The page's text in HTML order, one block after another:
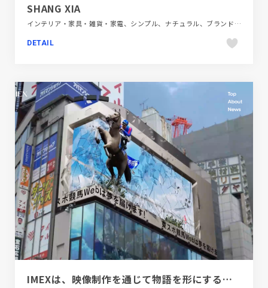
SHANG XIA
インテリア・家具・雑貨・家電、シンプル、ナチュラル、ブランド・サービスサイト、ホワイト系、大きめ写真、海外サイト
DETAIL
IMEXは、映像制作を通じて物語を形にするプロ集団です。動画編集者・アニメーター・CGクリエイターを掲載しております。